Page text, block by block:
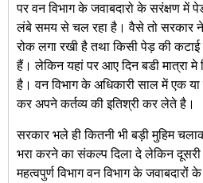
पर वन विभाग के जवाबदारो के सरंक्षण में
लंबे समय से चल रहा है। वैसे तो सरकार
रोक लगा रखी है तथा किसी पेड़ की
हैं। लेकिन यहां पर आए दिन बडी मात्रा मे
है। वन विभाग के अधिकारी साल में एक या
कर अपने कर्तव्य की इतिश्री कर लेते है।
सरकार भले ही कितनी भी बड़ी मुहिम
भरा करने का संकल्प दिला दे लेकिन
महत्वपुर्ण विभाग वन विभाग के